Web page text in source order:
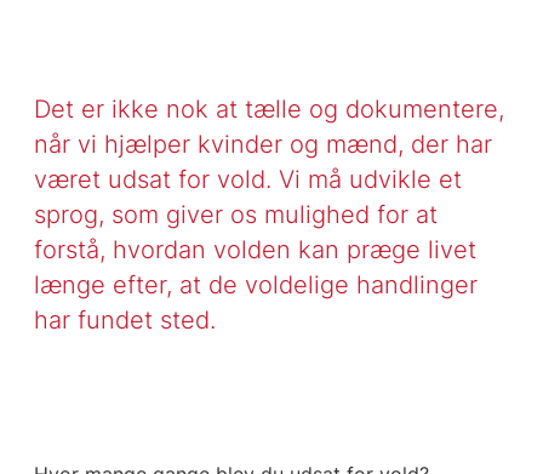
Det er ikke nok at tælle og dokumentere,
når vi hjælper kvinder og mænd, der har
været udsat for vold. Vi må udvikle et
sprog, som giver os mulighed for at
forstå, hvordan volden kan præge livet
længe efter, at de voldelige handlinger
har fundet sted.